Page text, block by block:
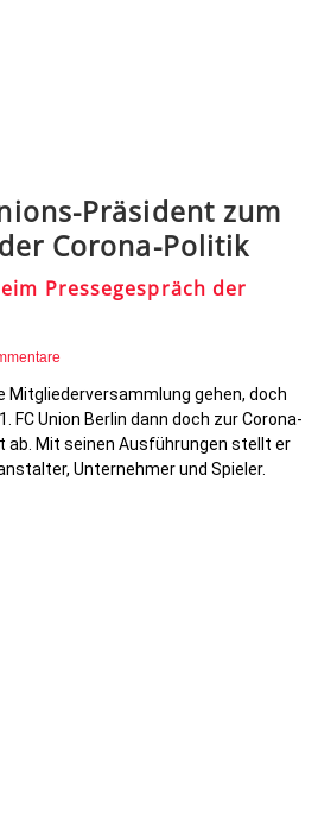
Präsident zum
Corona-Politik
Pressegespräch der
Mitgliederversammlung gehen, doch
FC Union Berlin dann doch zur Corona-
ab. Mit seinen Ausführungen stellt er
Unternehmer und Spieler.